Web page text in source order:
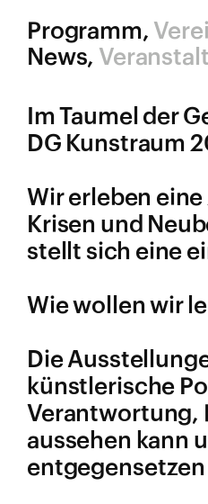
Programm
News
Im Taumel der
DG Kunstraum
Wir erleben
Krisen und
stellt sich eine
Wie wollen wir
Die
künstlerische
Verantwortung,
aussehen kann